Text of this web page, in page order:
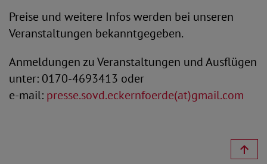
Preise und weitere Infos werden bei unseren
Veranstaltungen bekanntgegeben.
Anmeldungen zu Veranstaltungen und Ausflügen
unter: 0170-4693413 oder
e-mail: presse.sovd.eckernfoerde(at)gmail.com